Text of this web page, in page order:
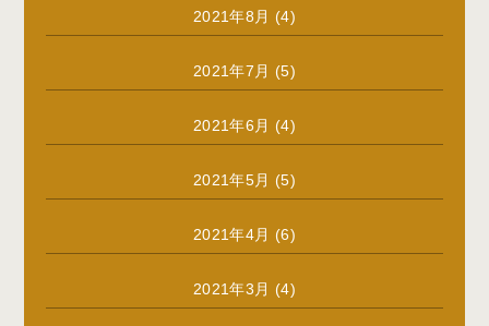
2021年8月 (4)
2021年7月 (5)
2021年6月 (4)
2021年5月 (5)
2021年4月 (6)
2021年3月 (4)